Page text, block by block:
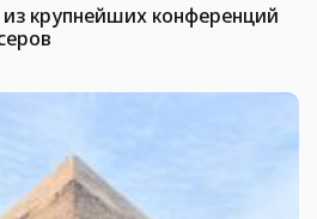
крупнейших конференций